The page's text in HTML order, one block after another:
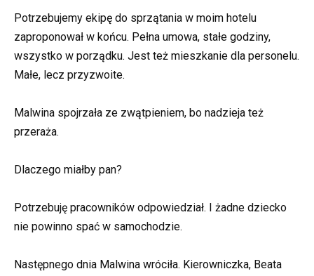
Potrzebujemy ekipę do sprzątania w moim hotelu
zaproponował w końcu. Pełna umowa, stałe godziny,
wszystko w porządku. Jest też mieszkanie dla personelu.
Małe, lecz przyzwoite.
Malwina spojrzała ze zwątpieniem, bo nadzieja też
przeraża.
Dlaczego miałby pan?
Potrzebuję pracowników odpowiedział. I żadne dziecko
nie powinno spać w samochodzie.
Następnego dnia Malwina wróciła. Kierowniczka, Beata